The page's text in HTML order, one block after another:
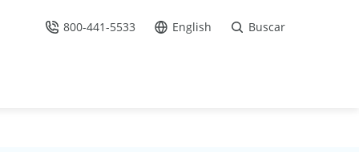
Llámenos
800-441-5533 Ir al sitio en Español /
English Buscar